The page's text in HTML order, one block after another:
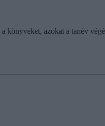
könyveket, azokat a tanév